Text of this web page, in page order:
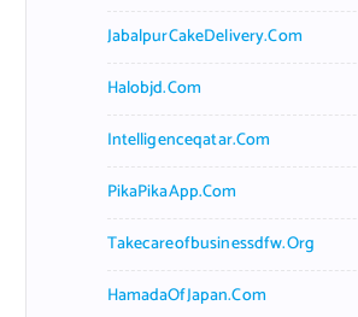
JabalpurCakeDelivery.com
Halobjd.com
Intelligenceqatar.com
PikaPikaApp.com
Takecareofbusinessdfw.org
HamadaOfJapan.com